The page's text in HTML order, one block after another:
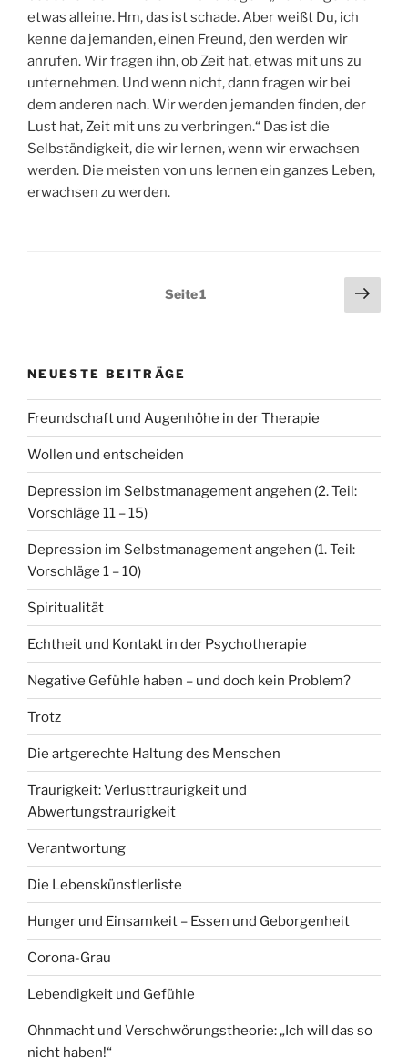
etwas alleine. Hm, das ist schade. Aber weißt Du, ich
kenne da jemanden, einen Freund, den werden wir
anrufen. Wir fragen ihn, ob Zeit hat, etwas mit uns zu
unternehmen. Und wenn nicht, dann fragen wir bei
dem anderen nach. Wir werden jemanden finden, der
Lust hat, Zeit mit uns zu verbringen.“ Das ist die
Selbständigkeit, die wir lernen, wenn wir erwachsen
werden. Die meisten von uns lernen ein ganzes Leben,
erwachsen zu werden.
Seitennummerierung
Seite1
NEUESTE BEITRÄGE
Freundschaft und Augenhöhe in der Therapie
Wollen und entscheiden
Depression im Selbstmanagement angehen (2. Teil:
Vorschläge 11 – 15)
Depression im Selbstmanagement angehen (1. Teil:
Vorschläge 1 – 10)
Spiritualität
Echtheit und Kontakt in der Psychotherapie
Negative Gefühle haben – und doch kein Problem?
Trotz
Die artgerechte Haltung des Menschen
Traurigkeit: Verlusttraurigkeit und
Abwertungstraurigkeit
Verantwortung
Die Lebenskünstlerliste
Hunger und Einsamkeit – Essen und Geborgenheit
Corona-Grau
Lebendigkeit und Gefühle
Ohnmacht und Verschwörungstheorie: „Ich will das so
nicht haben!“